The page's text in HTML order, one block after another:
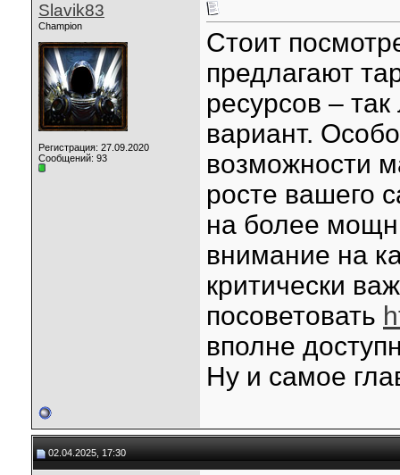
Slavik83
Champion
Регистрация: 27.09.2020
Сообщений: 93
Стоит
предлагают
ресурсов –
вариант.
возможности
росте вашего
на более
внимание на
критически
посоветовать
вполне
Ну и самое
02.04.2025, 17:30